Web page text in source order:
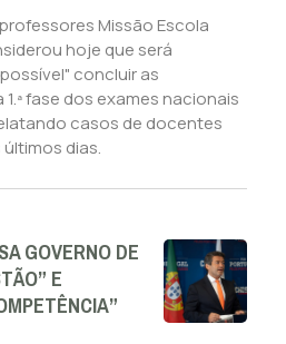
Missão Escola
hoje que será
concluir as
fase dos exames nacionais
casos de docentes
dias.
GOVERNO DE
E